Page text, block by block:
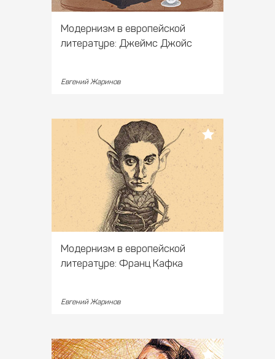
Модернизм в европейской
литературе: Джеймс Джойс
Евгений Жаринов
Модернизм в европейской
литературе: Франц Кафка
Евгений Жаринов